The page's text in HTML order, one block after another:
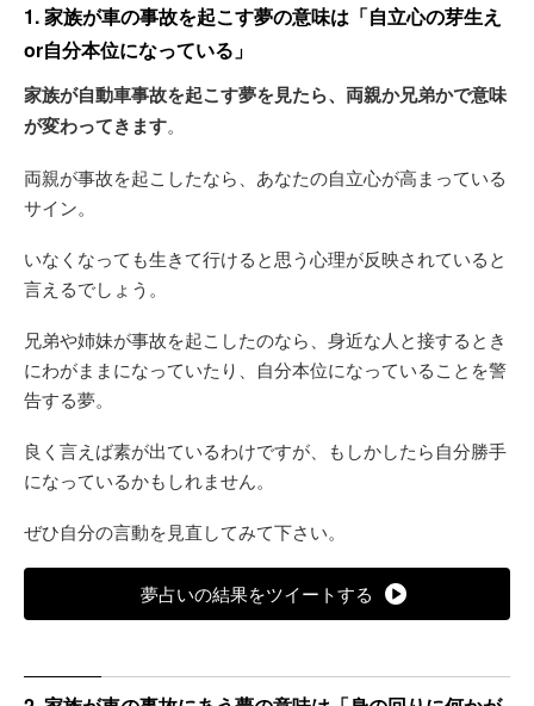
1. 家族が車の事故を起こす夢の意味は「自立心の芽生え
or自分本位になっている」
家族が自動車事故を起こす夢を見たら、両親か兄弟かで意味
が変わってきます。
両親が事故を起こしたなら、あなたの自立心が高まっている
サイン。
いなくなっても生きて行けると思う心理が反映されていると
言えるでしょう。
兄弟や姉妹が事故を起こしたのなら、身近な人と接するとき
にわがままになっていたり、自分本位になっていることを警
告する夢。
良く言えば素が出ているわけですが、もしかしたら自分勝手
になっているかもしれません。
ぜひ自分の言動を見直してみて下さい。
夢占いの結果をツイートする